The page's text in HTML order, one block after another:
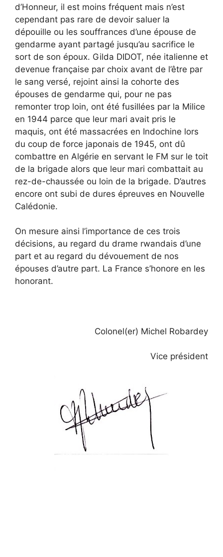
d’Honneur, il est moins fréquent mais n’est
cependant pas rare de devoir saluer la
dépouille ou les souffrances d’une épouse de
gendarme ayant partagé jusqu’au sacrifice le
sort de son époux. Gilda DIDOT, née italienne et
devenue française par choix avant de l’être par
le sang versé, rejoint ainsi la cohorte des
épouses de gendarme qui, pour ne pas
remonter trop loin, ont été fusillées par la Milice
en 1944 parce que leur mari avait pris le
maquis, ont été massacrées en Indochine lors
du coup de force japonais de 1945, ont dû
combattre en Algérie en servant le FM sur le toit
de la brigade alors que leur mari combattait au
rez-de-chaussée ou loin de la brigade. D’autres
encore ont subi de dures épreuves en Nouvelle
Calédonie.
On mesure ainsi l’importance de ces trois
décisions, au regard du drame rwandais d’une
part et au regard du dévouement de nos
épouses d’autre part. La France s’honore en les
honorant.
Colonel(er) Michel Robardey
Vice président